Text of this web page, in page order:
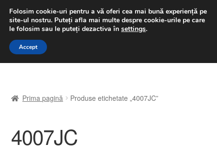
LIVRARE de la 33 lei
luni-vineri 9 a.m. - 4 p.m.031 229 6816
Sari
Sari
A lua legatura
Contul meu
Prima pagină Produse etichetate „4007JC”
4007JC
Folosim cookie-uri pentru a vă oferi cea mai bună experiență pe
site-ul nostru. Puteți afla mai multe despre cookie-urile pe care
le folosim sau le puteți dezactiva în settings.
Accept